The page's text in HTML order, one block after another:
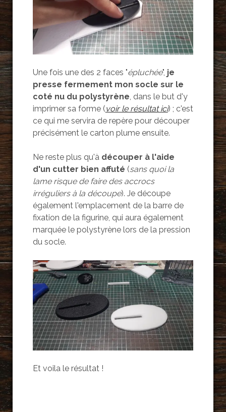
Une fois une des 2 faces "épluchée", je
presse fermement mon socle sur le
coté nu du polystyrène, dans le but d'y
imprimer sa forme (voir le résultat ici) ; c'est
ce qui me servira de repère pour découper
précisément le carton plume ensuite.
Ne reste plus qu'àdécouper à l'aide
d'un cutter bien affuté (sans quoi la
lame risque de faire des accrocs
irréguliers à la découpe). Je découpe
également l'emplacement de la barre de
fixation de la figurine, qui aura également
marquée le polystyrène lors de la pression
du socle.
Et voila le résultat !